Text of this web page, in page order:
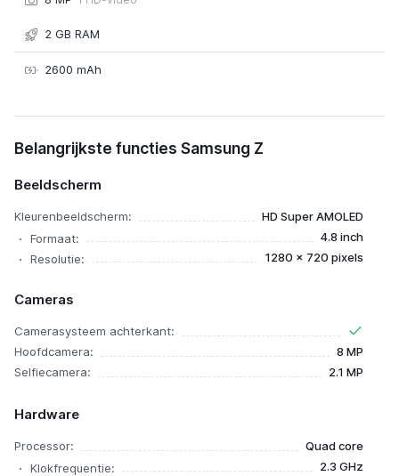
2 GB RAM
2600 mAh
Samsung Z
Belangrijkste functies Samsung Z
Beeldscherm
Kleurenbeeldscherm:
HD Super AMOLED
Formaat:
4.8 inch
Resolutie:
1280 x 720 pixels
Cameras
Camerasysteem achterkant:
Hoofdcamera:
8 MP
Selfiecamera:
2.1 MP
Hardware
Processor:
Quad core
Klokfrequentie:
2.3 GHz